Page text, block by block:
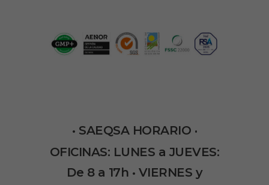
• SAEQSA HORARIO •
OFICINAS: LUNES a JUEVES:
De 8 a 17h • VIERNES y